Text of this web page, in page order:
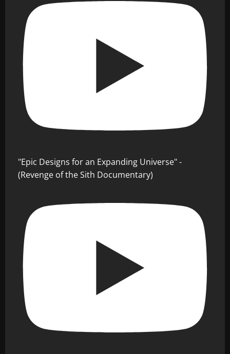
"Epic Designs for an Expanding Universe" -
(Revenge of the Sith Documentary)